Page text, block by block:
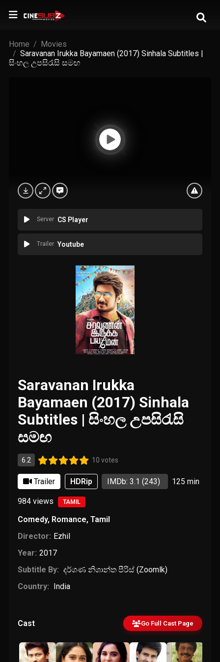
Home
Movies
Saravanan Irukka Bayamaen (2017) Sinhala Subtitles |
සිංහල උපසිරැසි සමඟ
Server CS Player
Trailer Youtube
Saravanan Irukka
Bayamaen (2017) Sinhala
Subtitles | සිංහල උපසිරැසි
සමඟ
6.2 10 votes
Trailer HDRip IMDb: 3.1(243) 125 min
984 views TAMIL
Comedy, Romance,Tamil
Director: Ezhil
Year: 2017
Subtitle By: දර්ශණ නිශාන්ත පීරිස් (Zoomlk)
Country:
India
Cast Go Full Cast Page